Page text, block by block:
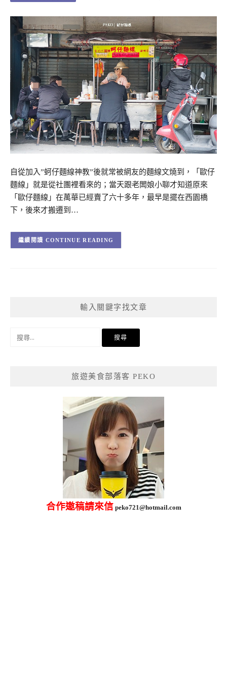
自從加入”蚵仔麵線神教”後就常被網友的麵線文燒到，「歐仔
麵線」就是從社團裡看來的；當天跟老闆娘小聊才知道原來
「歐仔麵線」在萬華已經賣了六十多年，最早是擺在西園橋
下，後來才搬遷到…
CONTINUE READING
輸入關鍵字找文章
旅遊美食部落客 PEKO
合作邀稿請來信 peko721@hotmail.com